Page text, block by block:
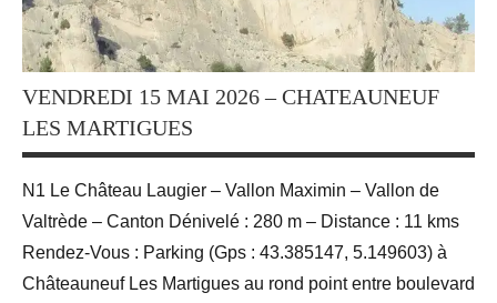
Randonnées
VENDREDI 15 MAI 2026 – CHATEAUNEUF
LES MARTIGUES
N1 Le Château Laugier – Vallon Maximin – Vallon de
Valtrède – Canton Dénivelé : 280 m – Distance : 11 kms
Rendez-Vous : Parking (Gps : 43.385147, 5.149603) à
Châteauneuf Les Martigues au rond point entre boulevard